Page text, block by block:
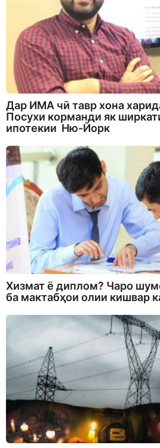
Дар ИМА чӣ тавр хона
Посухи корманди як
ипотекии Ню-Йорк
Хизмат ё диплом? Чаро
ба мактабҳои олии кишвар